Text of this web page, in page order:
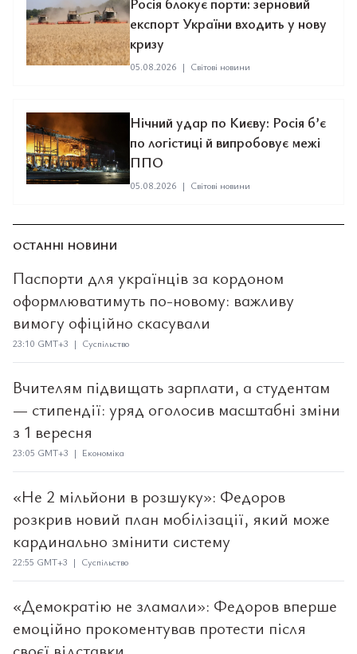
експорт України входить у нову
кризу
05.08.2026 | Світові новини
Нічний удар по Києву: Росія б’є
по логістиці й випробовує межі
ППО
05.08.2026 | Світові новини
ОСТАННІ НОВИНИ
Паспорти для українців за кордоном
оформлюватимуть по-новому: важливу
вимогу офіційно скасували
23:10 GMT+3 | Суспільство
Вчителям підвищать зарплати, а студентам
— стипендії: уряд оголосив масштабні зміни
з 1 вересня
23:05 GMT+3 | Економіка
«Не 2 мільйони в розшуку»: Федоров
розкрив новий план мобілізації, який може
кардинально змінити систему
22:55 GMT+3 | Суспільство
«Демократію не зламали»: Федоров вперше
емоційно прокоментував протести після